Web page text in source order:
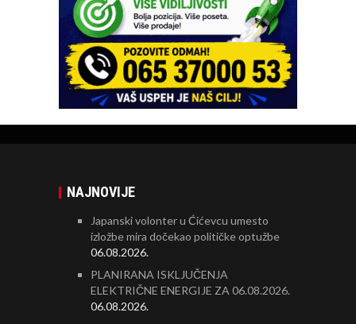
NAJNOVIJE
Japanski volonter u Ćićevcu umesto
izložbe mira dočekao političke optužbe
06.08.2026.
PLANIRANA ISKLJUČENJA
ELEKTRIČNE ENERGIJE ZA 06.08.2026.
06.08.2026.